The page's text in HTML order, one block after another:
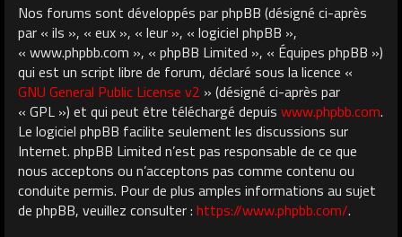
Nos forums sont développés par phpBB (désigné ci-après
par « ils », « eux », « leur », « logiciel phpBB »,
« www.phpbb.com », « phpBB Limited », « Équipes phpBB »)
qui est un script libre de forum, déclaré sous la licence «
GNU General Public License v2 » (désigné ci-après par
« GPL ») et qui peut être téléchargé depuis www.phpbb.com.
Le logiciel phpBB facilite seulement les discussions sur
Internet. phpBB Limited n’est pas responsable de ce que
nous acceptons ou n’acceptons pas comme contenu ou
conduite permis. Pour de plus amples informations au sujet
de phpBB, veuillez consulter : https://www.phpbb.com/.